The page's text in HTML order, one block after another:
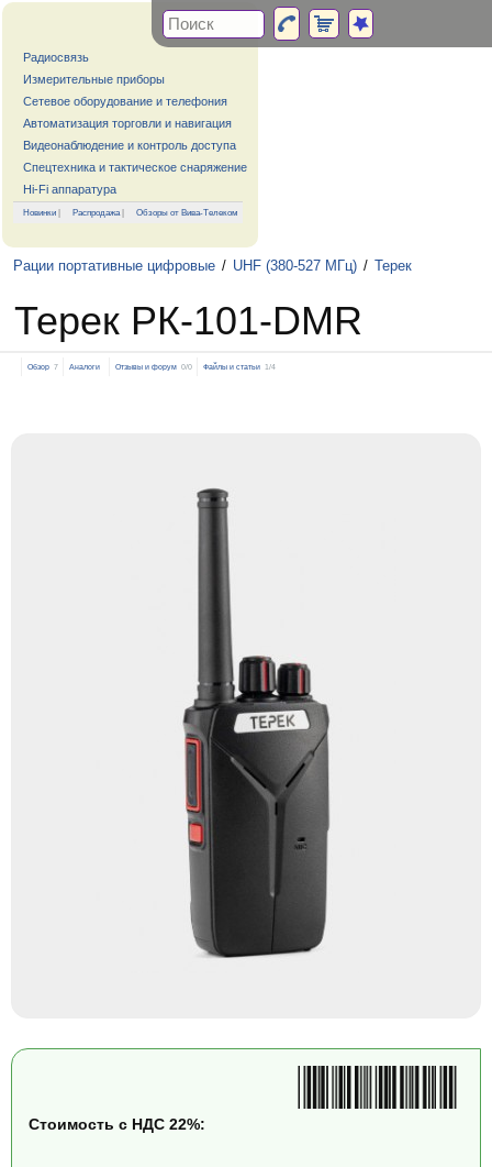
Радиосвязь
Измерительные приборы
Сетевое оборудование и телефония
Автоматизация торговли и навигация
Видеонаблюдение и контроль доступа
Спецтехника и тактическое снаряжение
Hi-Fi аппаратура
Новинки | Распродажа| Обзоры от Вива-Телеком
Рации портативные цифровые / UHF (380-527 МГц) / Терек
Терек РК-101-DMR
Обзор 7 Аналоги Отзывы и форум 0/0 Файлы и статьи 1/4
Стоимость с НДС 22%: